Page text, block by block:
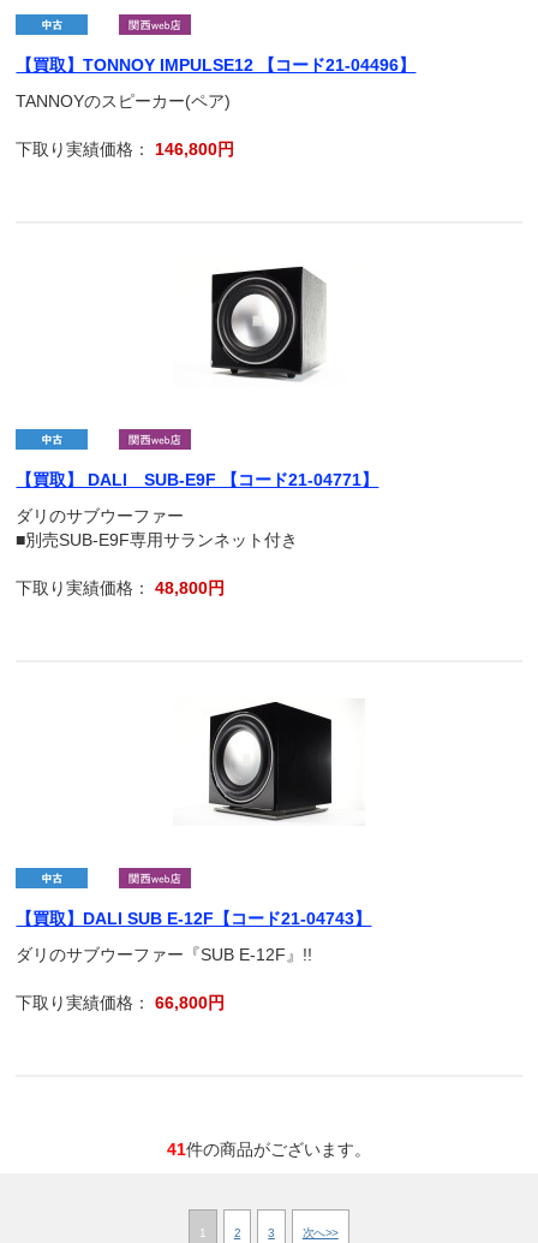
【買取】TONNOY IMPULSE12 【コード21-04496】
TANNOYのスピーカー(ペア)
下取り実績価格： 146,800円
【買取】 DALI SUB-E9F 【コード21-04771】
ダリのサブウーファー
■別売SUB-E9F専用サランネット付き
下取り実績価格：48,800円
【買取】DALI SUB E-12F【コード21-04743】
ダリのサブウーファー『SUB E-12F』!!
下取り実績価格：66,800円
41件の商品がございます。
1 2 3 次へ>>